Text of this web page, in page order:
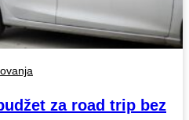
za road trip bez